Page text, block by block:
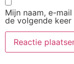
Mijn naam, e-
de volgende